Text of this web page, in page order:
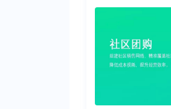
围那么简单！